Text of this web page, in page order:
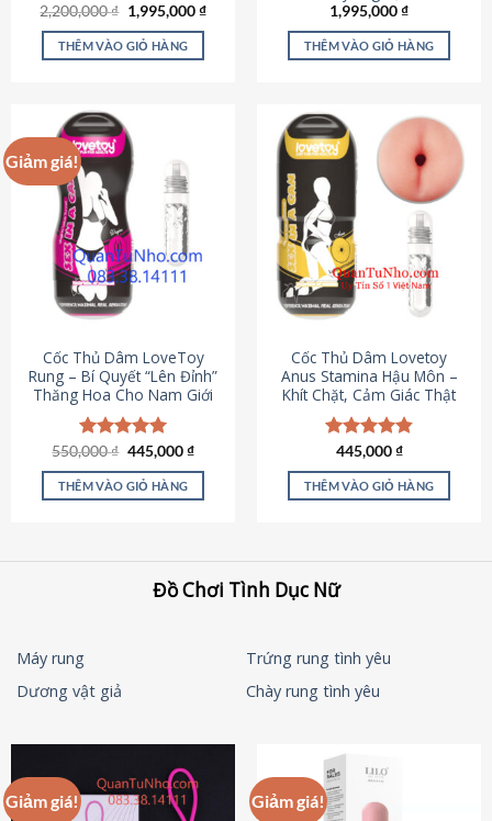
2,200,000₫ Giá
gốc
là:
2,200,000 ₫.
1,995,000₫Giá
THÊM VÀO GIỎ HÀNG
1,995,000₫
THÊM VÀO GIỎ HÀNG
Giảm giá!
Cốc Thủ Dâm LoveToy
Rung – Bí Quyết “Lên Đỉnh”
Thăng Hoa Cho Nam Giới
Được xếp
hạng5.00
5 sao
550,000₫ Giá
là:
550,000 ₫.
445,000₫Giá
tại
THÊM VÀO GIỎ HÀNG
Cốc Thủ Dâm Lovetoy
Anus Stamina Hậu Môn –
Khít Chặt, Cảm Giác Thật
Được xếp
hạng4.84
5 sao
445,000₫
THÊM VÀO GIỎ HÀNG
Đồ Chơi Tình Dục Nữ
Máy rung
Trứng rung tình yêu
Dương vật giả
Chày rung tình yêu
Giảm giá! Giảm giá!